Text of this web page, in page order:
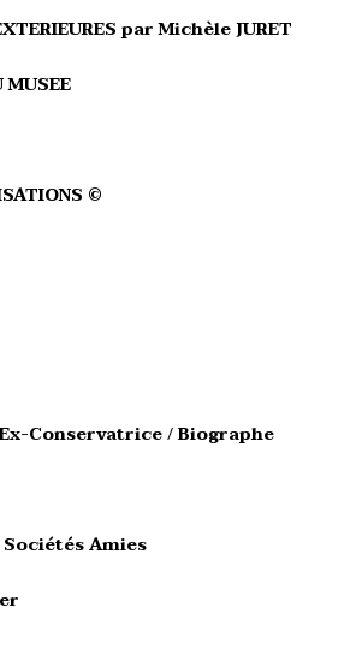
par Michèle JURET
MUSEE
©
Conservatrice / Biographe
Amies